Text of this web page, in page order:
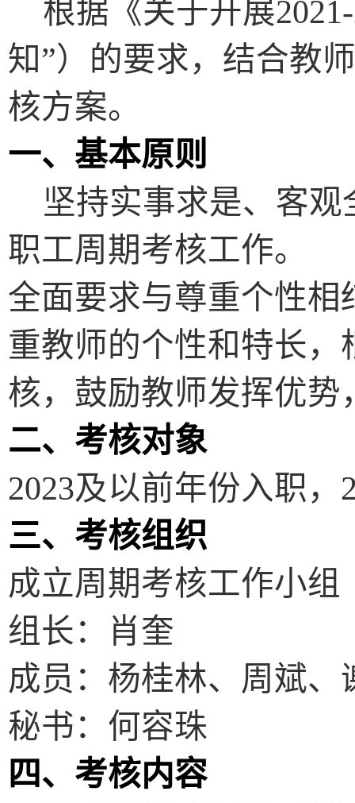
根据《关于开展
知”）的要求，结合教
核方案。
一、基本原则
坚持实事求是、客观
职工周期考核工作。
全面要求与尊重个性
重教师的个性和特长
核，鼓励教师发挥优
二、考核对象
2023及以前年份入职，
三、考核组织
成立周期考核工作小组
组长：肖奎
成员：杨桂林、周斌、
秘书：何容珠
四、考核内容